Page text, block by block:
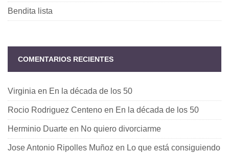
Bendita lista
COMENTARIOS RECIENTES
Virginia en En la década de los 50
Rocio Rodriguez Centeno en En la década de los 50
Herminio Duarte en No quiero divorciarme
Jose Antonio Ripolles Muñoz en Lo que está consiguiendo